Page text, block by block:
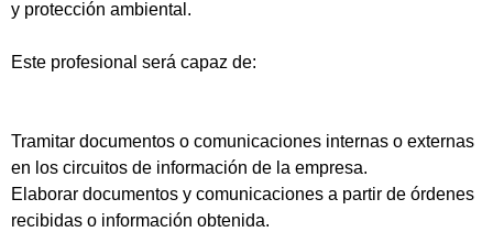
y protección ambiental.
Este profesional será capaz de:
Tramitar documentos o comunicaciones internas o externas
en los circuitos de información de la empresa.
Elaborar documentos y comunicaciones a partir de órdenes
recibidas o información obtenida.